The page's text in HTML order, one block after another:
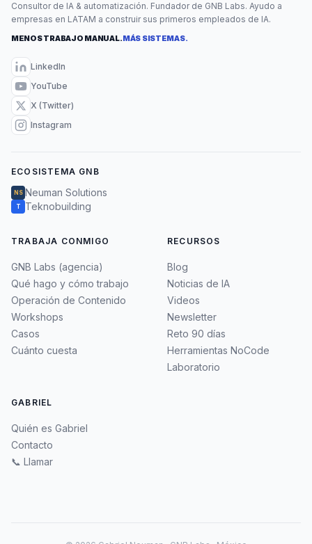
Consultor de IA & automatización. Fundador de GNB Labs. Ayudo a
empresas en LATAM a construir sus primeros empleados de IA.
MENOS TRABAJO MANUAL.MÁS SISTEMAS.
LinkedIn
YouTube
X (Twitter)
Instagram
ECOSISTEMA GNB
NS Neuman Solutions
T Teknobuilding
TRABAJA CONMIGO
GNB Labs (agencia)
Qué hago y cómo trabajo
Operación de Contenido
Workshops
Casos
Cuánto cuesta
RECURSOS
Blog
Noticias de IA
Videos
Newsletter
Reto 90 días
Herramientas NoCode
Laboratorio
GABRIEL
Quién es Gabriel
Contacto
📞 Llamar